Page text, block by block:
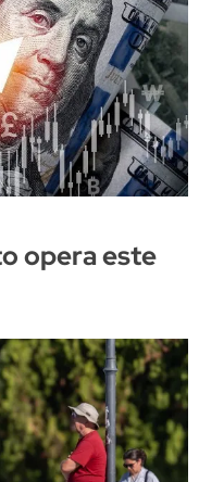
opera este